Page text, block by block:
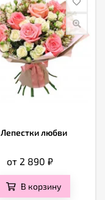
Лепестки любви
от 2 890₽
В корзину